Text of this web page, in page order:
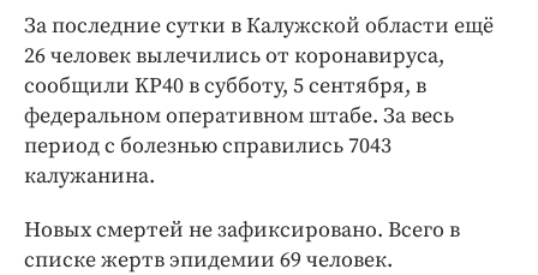
Медиаперсона
Интересное чтиво
Клиника года
Бренд года
Работодатель года
За последние сутки в Калужской области ещё
26 человек вылечились от коронавируса,
сообщили KP40 в субботу, 5 сентября, в
федеральном оперативном штабе. За весь
период с болезнью справились 7043
калужанина.
Новых смертей не зафиксировано. Всего в
списке жертв эпидемии 69 человек.